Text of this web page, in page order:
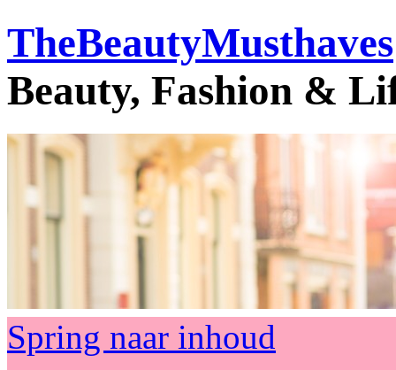
TheBeautyMusthaves
Beauty, Fashion &
Spring naar inhoud